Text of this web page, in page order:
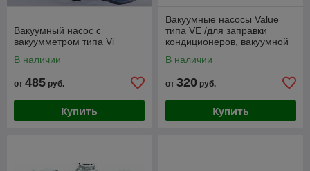
Вакуумный насос с
вакуумметром типа Vi
В наличии
от 485 руб.
Купить
Вакуумные насосы Value
типа VE /для заправки
кондиционеров, вакуумной
В наличии
от 320 руб.
Купить